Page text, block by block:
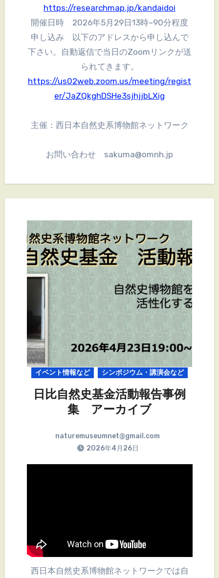
https://researchmap.jp/kandaidoi
開催日時 2026年5月29日13時~90分程度
申し込み 以下のアドレスから申し込んで
下さい。自動返信で当日のZoomリンクが送
られてきます。
https://us02web.zoom.us/meeting/regist
er/JaZQkghDSHe3sjhjjbLXig
主催：西日本自然史系博物館ネットワーク
お問い合わせ sakuma@omnh.jp
イベント情報など シンポジウム・講演会など
日比自然史基金活動報告事例
集 アーカイブ
naturemuseumnet@gmail.com
2026年4月26日
西日本自然史系博物館ネットワークでは自